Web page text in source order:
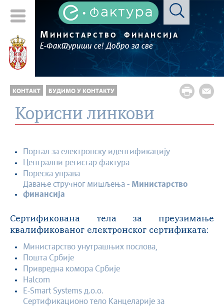
М ИНИСТАРСТВО ФИНАНСИЈА
Е-Фактуриши се! Добро за све
КОНТАКТ БУДИМО У КОНТАКТУ
Корисни линкови
Портал за електронску идентификацију
Централни регистар фактура
Пореска управа
Давање стручног мишљења - Министарство
финансија
Сертификована тела за преузимање
квалификованог електронског сертификата:
Министарство унутрашњих послова,
Пошта Србије
Привредна комора Србије
Halcom
E-Smart Systems д.о.о.
Сертификационо тело Канцеларије за